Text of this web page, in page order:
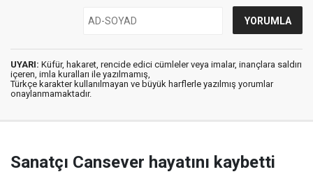
UYARI: Küfür, hakaret, rencide edici cümleler veya imalar, inançlara saldırı
içeren, imla kuralları ile yazılmamış,
Türkçe karakter kullanılmayan ve büyük harflerle yazılmış yorumlar
onaylanmamaktadır.
Sanatçı Cansever hayatını kaybetti